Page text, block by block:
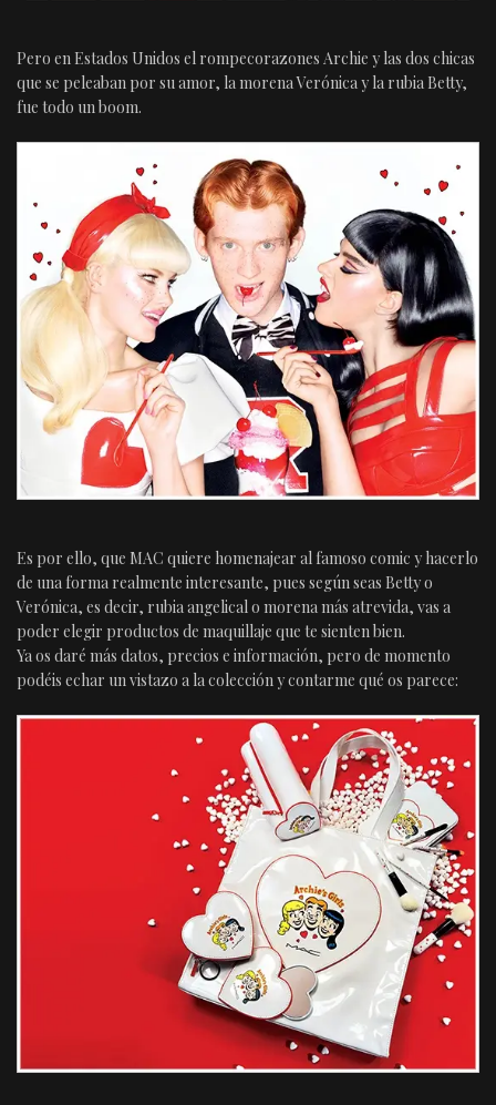
Pero en Estados Unidos el rompecorazones Archie y las dos chicas
que se peleaban por su amor, la morena Verónica y la rubia Betty,
fue todo un boom.
Es por ello, que MAC quiere homenajear al famoso comic y hacerlo
de una forma realmente interesante, pues según seas Betty o
Verónica, es decir, rubia angelical o morena más atrevida, vas a
poder elegir productos de maquillaje que te sienten bien.
Ya os daré más datos, precios e información, pero de momento
podéis echar un vistazo a la colección y contarme qué os parece: